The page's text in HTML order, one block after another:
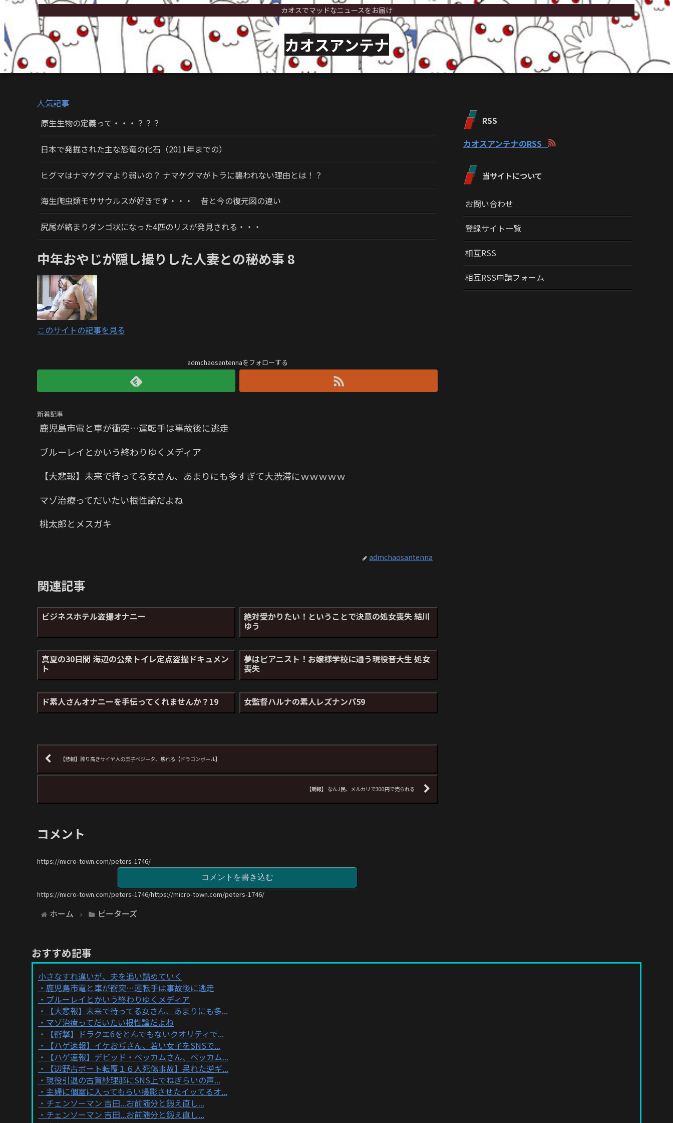
カオスでマッドなニュースをお届け
カオスアンテナ
人気記事
原生生物の定義って・・・？？？
日本で発掘された主な恐竜の化石（2011年までの）
ヒグマはナマケグマより弱いの？ ナマケグマがトラに襲われない理由とは！？
海生爬虫類モササウルスが好きです・・・ 昔と今の復元図の違い
尻尾が絡まりダンゴ状になった4匹のリスが発見される・・・
中年おやじが隠し撮りした人妻との秘め事 8
このサイトの記事を見る
admchaosantennaをフォローする
新着記事
鹿児島市電と車が衝突…運転手は事故後に逃走
ブルーレイとかいう終わりゆくメディア
【大悲報】未来で待ってる女さん、あまりにも多すぎて大渋滞にｗｗｗｗｗ
マゾ治療ってだいたい根性論だよね
桃太郎とメスガキ
admchaosantenna
関連記事
ビジネスホテル盗撮オナニー 絶対受かりたい！ということで決意の処女喪失 結川
ゆう
真夏の30日間 海辺の公衆トイレ定点盗撮ドキュメン
ト
夢はピアニスト！お嬢様学校に通う現役音大生 処女
喪失
ド素人さんオナニーを手伝ってくれませんか？19 女監督ハルナの素人レズナンパ59
【悲報】誇り高きサイヤ人の王子ベジータ、壊れる【ドラゴンボール】
【朗報】 なんJ民、メルカリで300円で売られる
コメント
https://micro-town.com/peters-1746/
コメントを書き込む
https://micro-town.com/peters-1746/https://micro-town.com/peters-1746/
ホーム ピーターズ
RSS
カオスアンテナのRSS
当サイトについて
お問い合わせ
登録サイト一覧
相互RSS
相互RSS申請フォーム
おすすめ記事
小さなすれ違いが、夫を追い詰めていく
鹿児島市電と車が衝突…運転手は事故後に逃走
ブルーレイとかいう終わりゆくメディア
【大悲報】未来で待ってる女さん、あまりにも多...
マゾ治療ってだいたい根性論だよね
【衝撃】ドラクエ6をとんでもないクオリティで...
【ハゲ速報】イケおぢさん、若い女子をSNSで...
【ハゲ速報】デビッド・ベッカムさん、ベッカム...
【辺野古ボート転覆１６人死傷事故】呆れた逆ギ...
現役引退の古賀紗理那にSNS上でねぎらいの声...
主婦に個室に入ってもらい撮影させたイッてるオ...
チェンソーマン 吉田...お前随分と鍛え直し...
チェンソーマン 吉田...お前随分と鍛え直し...